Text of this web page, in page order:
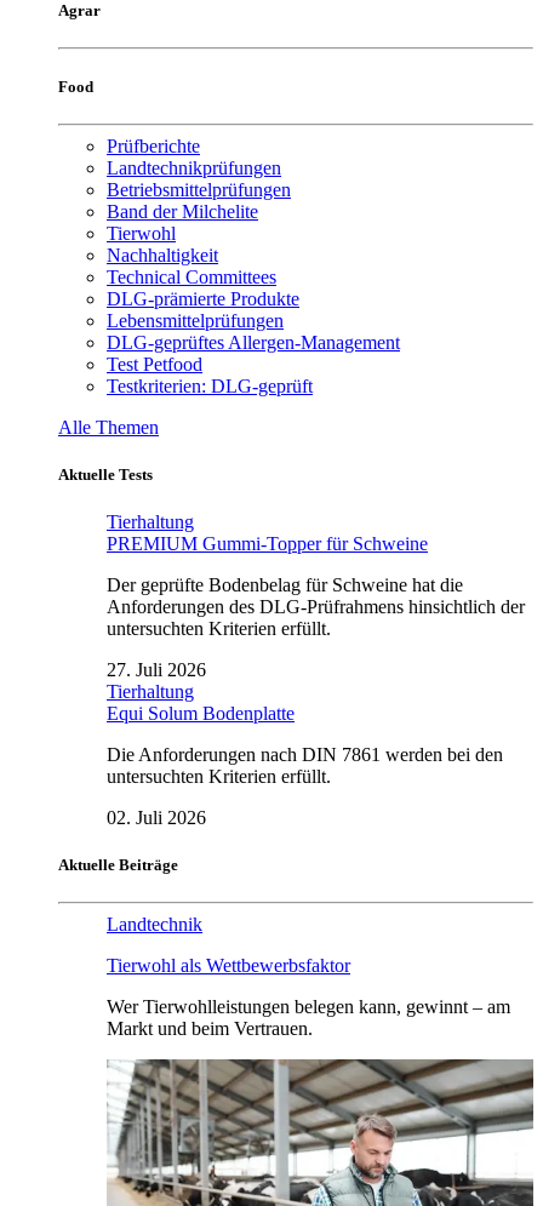
Agrar
Food
Prüfberichte
Landtechnikprüfungen
Betriebsmittelprüfungen
Band der Milchelite
Tierwohl
Nachhaltigkeit
Technical Committees
DLG-prämierte Produkte
Lebensmittelprüfungen
DLG-geprüftes Allergen-Management
Test Petfood
Testkriterien: DLG-geprüft
Alle Themen
Aktuelle Tests
Tierhaltung
PREMIUM Gummi-Topper für Schweine
Der geprüfte Bodenbelag für Schweine hat die
Anforderungen des DLG-Prüfrahmens hinsichtlich der
untersuchten Kriterien erfüllt.
27. Juli 2026
Tierhaltung
Equi Solum Bodenplatte
Die Anforderungen nach DIN 7861 werden bei den
untersuchten Kriterien erfüllt.
02. Juli 2026
Aktuelle Beiträge
Landtechnik
Tierwohl als Wettbewerbsfaktor
Wer Tierwohlleistungen belegen kann, gewinnt – am
Markt und beim Vertrauen.